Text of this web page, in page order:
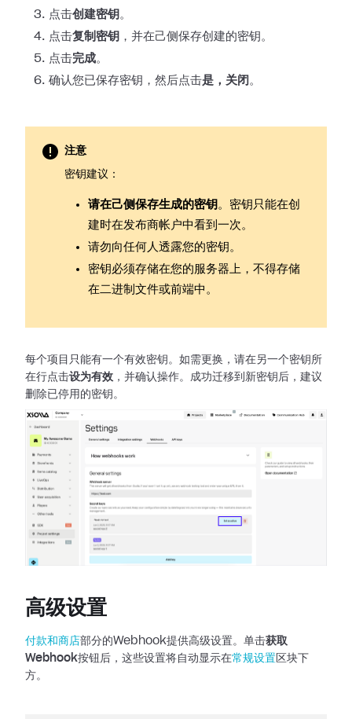
点击创建密钥 。
点击复制密钥 ，并在己侧保存创建的密钥。
点击完成。
确认您已保存密钥，然后点击是，关闭 。
注意
密钥建议：
请在己侧保存生成的密钥 。密钥只能在创
建时在发布商帐户中看到一次。
请勿向任何人透露您的密钥。
密钥必须存储在您的服务器上，不得存储
在二进制文件或前端中。
每个项目只能有一个有效密钥。如需更换，请在另一个密钥所
在行点击设为有效 ，并确认操作。成功迁移到新密钥后，建议
删除已停用的密钥。
高级设置
付款和商店部分的Webhook提供高级设置。单击获取
Webhook按钮后，这些设置将自动显示在常规设置 区块下
方。